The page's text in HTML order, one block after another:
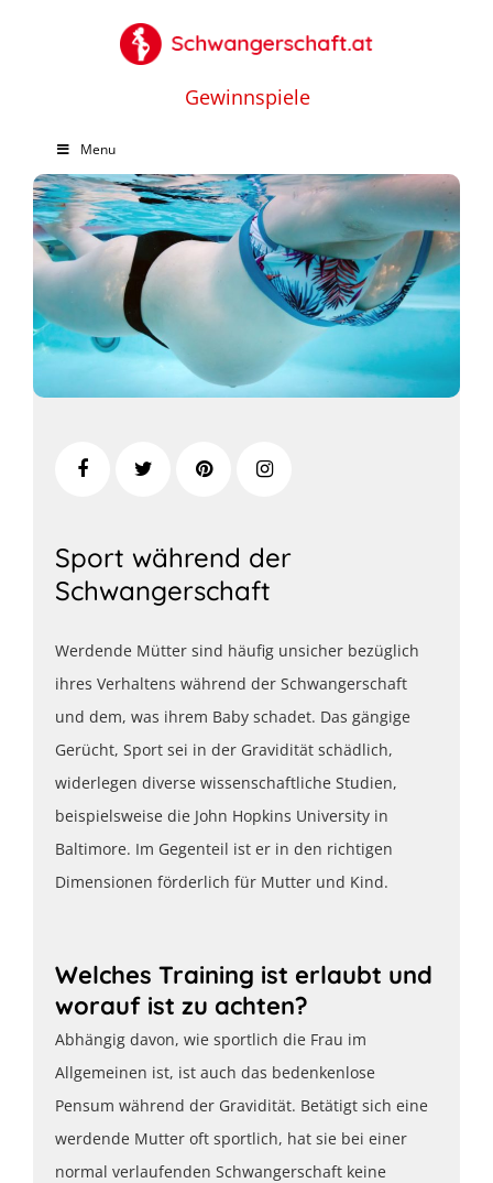
Gewinnspiele
Menu
Sport während der
Schwangerschaft
Werdende Mütter sind häufig unsicher bezüglich
ihres Verhaltens während der Schwangerschaft
und dem, was ihrem Baby schadet. Das gängige
Gerücht, Sport sei in der Gravidität schädlich,
widerlegen diverse wissenschaftliche Studien,
beispielsweise die John Hopkins University in
Baltimore. Im Gegenteil ist er in den richtigen
Dimensionen förderlich für Mutter und Kind.
Welches Training ist erlaubt und
worauf ist zu achten?
Abhängig davon, wie sportlich die Frau im
Allgemeinen ist, ist auch das bedenkenlose
Pensum während der Gravidität. Betätigt sich eine
werdende Mutter oft sportlich, hat sie bei einer
normal verlaufenden Schwangerschaft keine